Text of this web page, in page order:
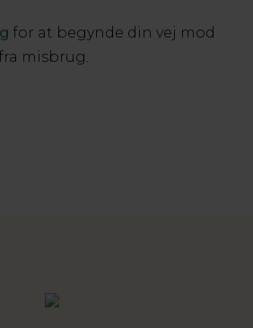
for at begynde din vej mod
misbrug.